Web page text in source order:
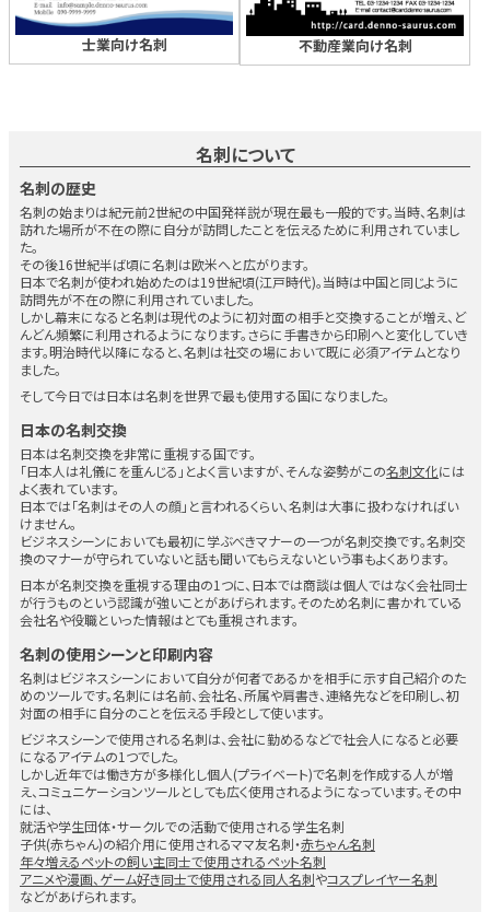
士業向け名刺 不動産業向け名刺
名刺について
名刺の歴史
名刺の始まりは紀元前2世紀の中国発祥説が現在最も一般的です。当時、名刺は
訪れた場所が不在の際に自分が訪問したことを伝えるために利用されていまし
た。
その後16世紀半ば頃に名刺は欧米へと広がります。
日本で名刺が使われ始めたのは19世紀頃(江戸時代)。当時は中国と同じように
訪問先が不在の際に利用されていました。
しかし幕末になると名刺は現代のように初対面の相手と交換することが増え、ど
んどん頻繁に利用されるようになります。さらに手書きから印刷へと変化していき
ます。明治時代以降になると、名刺は社交の場において既に必須アイテムとなり
ました。
そして今日では日本は名刺を世界で最も使用する国になりました。
日本の名刺交換
日本は名刺交換を非常に重視する国です。
「日本人は礼儀にを重んじる」とよく言いますが、そんな姿勢がこの名刺文化には
よく表れています。
日本では「名刺はその人の顔」と言われるくらい、名刺は大事に扱わなければい
けません。
ビジネスシーンにおいても最初に学ぶべきマナーの一つが名刺交換です。名刺交
換のマナーが守られていないと話も聞いてもらえないという事もよくあります。
日本が名刺交換を重視する理由の1つに、日本では商談は個人ではなく会社同士
が行うものという認識が強いことがあげられます。そのため名刺に書かれている
会社名や役職といった情報はとても重視されます。
名刺の使用シーンと印刷内容
名刺はビジネスシーンにおいて自分が何者であるかを相手に示す自己紹介のた
めのツールです。名刺には名前、会社名、所属や肩書き、連絡先などを印刷し、初
対面の相手に自分のことを伝える手段として使います。
ビジネスシーンで使用される名刺は、会社に勤めるなどで社会人になると必要
になるアイテムの1つでした。
しかし近年では働き方が多様化し個人(プライベート)で名刺を作成する人が増
え、コミュニケーションツールとしても広く使用されるようになっています。その中
には、
就活や学生団体・サークルでの活動で使用される学生名刺
子供(赤ちゃん)の紹介用に使用されるママ友名刺・赤ちゃん名刺
年々増えるペットの飼い主同士で使用されるペット名刺
アニメや漫画、ゲーム好き同士で使用される同人名刺やコスプレイヤー名刺
などがあげられます。